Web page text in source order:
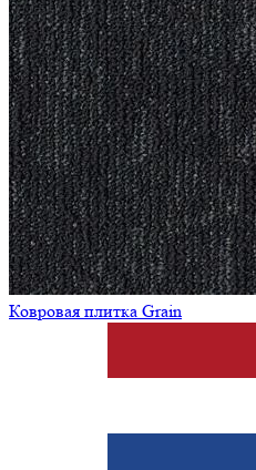
Ковровая плитка Grain